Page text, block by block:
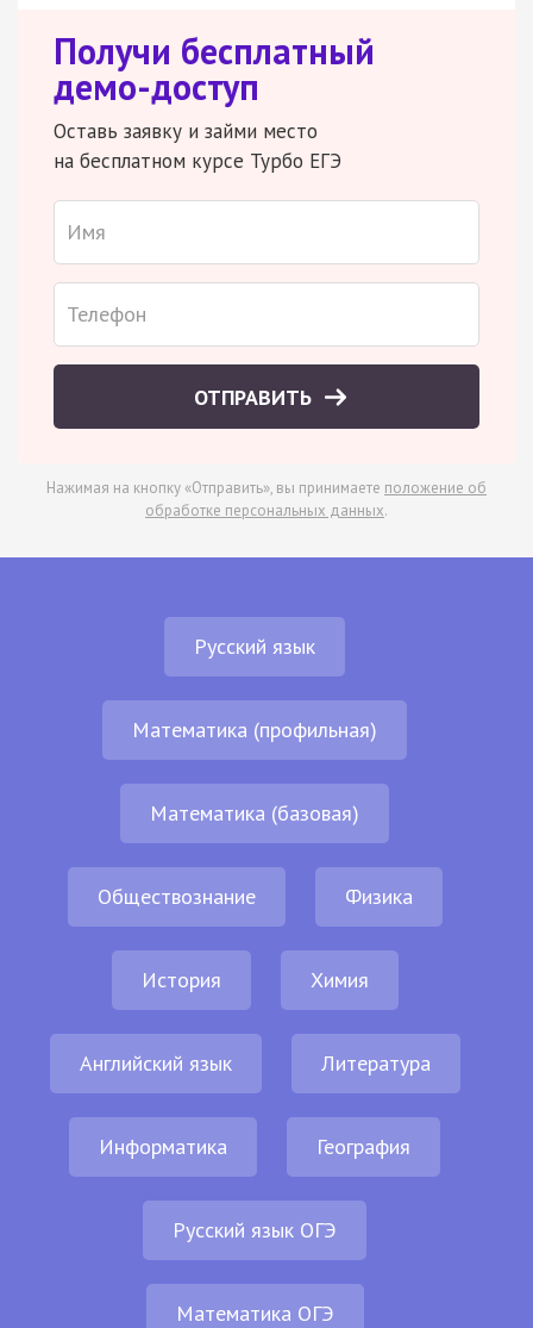
Получи бесплатный
демо-доступ
Оставь заявку и займи место
на бесплатном курсе Турбо ЕГЭ
ОТПРАВИТЬ
Нажимая на кнопку «Отправить», вы принимаете положение об
обработке персональных данных.
Русский язык
Математика (профильная)
Математика (базовая)
Обществознание Физика
История Химия
Английский язык Литература
Информатика География
Русский язык ОГЭ
Математика ОГЭ